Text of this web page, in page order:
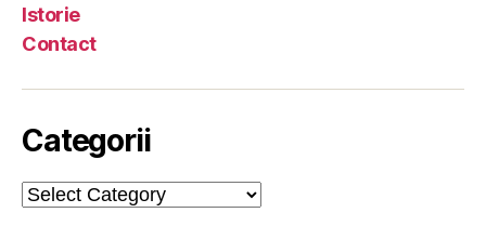
Istorie
Contact
Categorii
Categorii